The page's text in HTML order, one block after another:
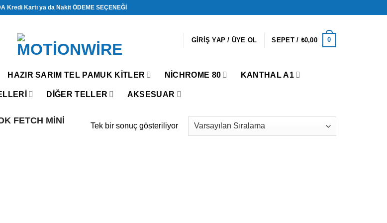
Kredi Kartı ya da Nakit ÖDEME SEÇENEĞİ
GIRIŞ YAP / ÜYE OL SEPET / ₺0,00 0
HAZIR SARIM TEL PAMUK KITLER NICHROME 80 KANTHAL A1
DIĞER TELLER AKSESUAR
FETCH MINI
Tek bir sonuç gösteriliyor